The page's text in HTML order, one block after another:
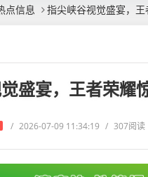
点信息 指尖峡谷视觉盛宴，
盛宴，王者荣耀
/ 2026-07-09 11:34:19 / 307阅读